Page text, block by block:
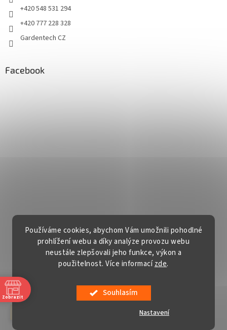
Používáme cookies, abychom Vám umožnili pohodlné
prohlížení webu a díky analýze provozu webu
neustále zlepšovali jeho funkce, výkon a
použitelnost. Více informacízde.
Souhlasím
Nastavení
+420 548 531 294
+420 777 228 328
Gardentech CZ
Facebook
Vytvořil Shoptet
Copyright 2026 Gardentech s.r.o.. Všechna práva vyhrazena.
Zobrazit